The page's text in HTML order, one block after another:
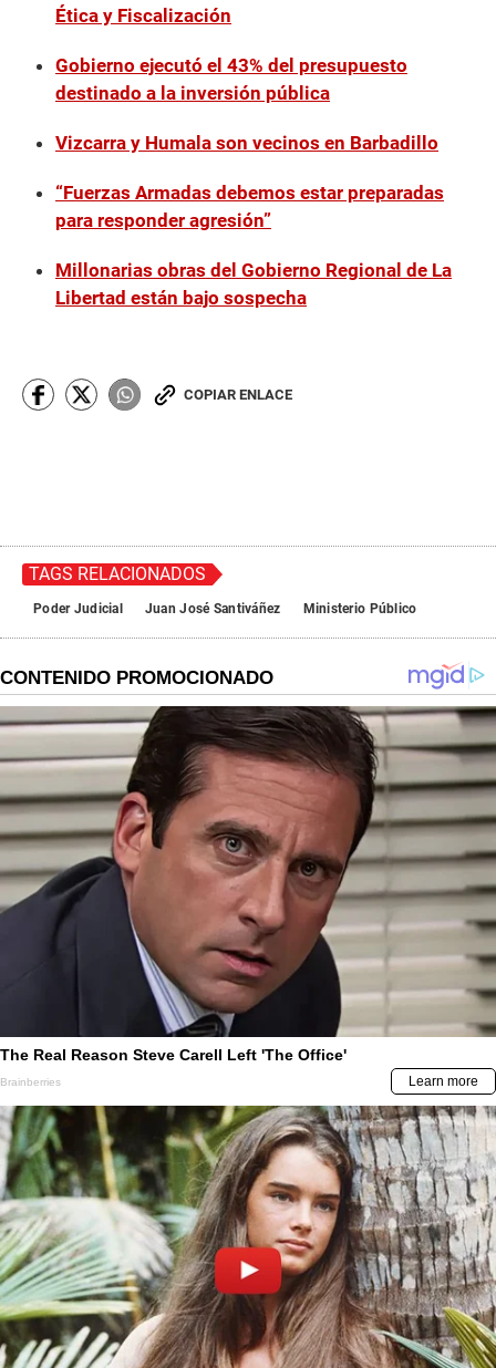
Ética y Fiscalización
Gobierno ejecutó el 43% del presupuesto
destinado a la inversión pública
Vizcarra y Humala son vecinos en Barbadillo
“Fuerzas Armadas debemos estar preparadas
para responder agresión”
Millonarias obras del Gobierno Regional de La
Libertad están bajo sospecha
COPIAR ENLACE
TAGS RELACIONADOS
Poder Judicial Juan José Santiváñez Ministerio Público